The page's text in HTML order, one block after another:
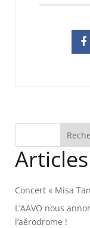
Concert « Misa
L’AAVO nous
l’aérodrome !